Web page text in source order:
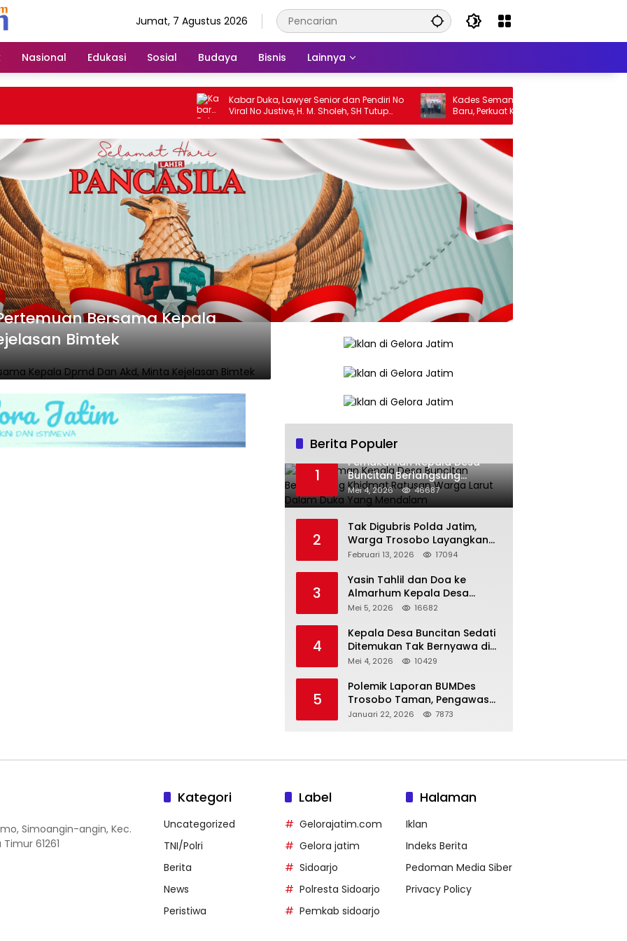
Jumat, 7 Agustus 2026
Nasional Edukasi Sosial Budaya Bisnis Lainnya
Kabar Duka, Lawyer Senior dan Pendiri No
Viral No Justive, H. M. Sholeh, SH Tutup
Usia, Kolega dan Aktivis Sidoarjo Berduka
Kades Semampir Lantik Empat Pejabat
Baru, Perkuat Kinerja Pemerintahan Desa
Melalui Penyegaran Organisasi
Bersama Kepala
Bimtek
Berita Populer
1
Pemakaman Kepala Desa
Buncitan Berlangsung
Khidmat,Ratusan Warga Larut
Dalam Duka Yang Mendalam
Mei 4, 2026 46687
2
Tak Digubris Polda Jatim,
Warga Trosobo Layangkan
Dumas Dugaan Korupsi
Kapolri
Februari 13, 2026 17094
3
Yasin Tahlil dan Doa ke
Almarhum Kepala Desa
Buncitan Digelar Dua Lokasi
Mei 5, 2026 16682
4
Kepala Desa Buncitan Sedati
Ditemukan Tak Bernyawa di
Ruang Kerja, Dugaan Bunuh
Mei 4, 2026 10429
5
Polemik Laporan BUMDes
Trosobo Taman, Pengawas
Walk Out dan Sebut
Januari 22, 2026 7873
Simoangin-angin, Kec.
61261
Kategori
Uncategorized
TNI/Polri
Berita
News
Peristiwa
Label
Gelorajatim.com
Gelora jatim
Sidoarjo
Polresta Sidoarjo
Pemkab sidoarjo
Halaman
Iklan
Indeks Berita
Pedoman Media Siber
Privacy Policy